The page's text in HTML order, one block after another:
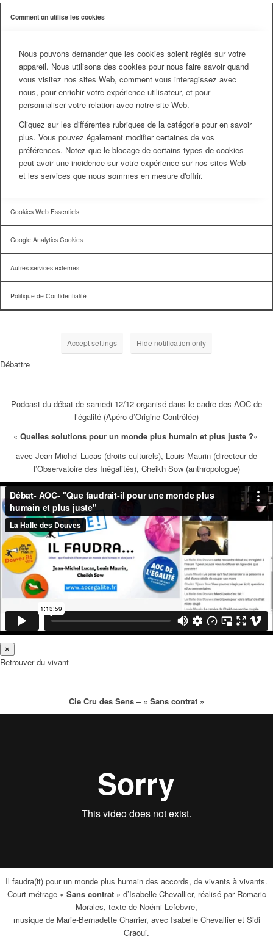
Comment on utilise les cookies
Nous pouvons demander que les cookies soient réglés sur votre
appareil. Nous utilisons des cookies pour nous faire savoir quand
vous visitez nos sites Web, comment vous interagissez avec
nous, pour enrichir votre expérience utilisateur, et pour
personnaliser votre relation avec notre site Web.
Cliquez sur les différentes rubriques de la catégorie pour en savoir
plus. Vous pouvez également modifier certaines de vos
préférences. Notez que le blocage de certains types de cookies
peut avoir une incidence sur votre expérience sur nos sites Web
et les services que nous sommes en mesure d'offrir.
Cookies Web Essentiels
Google Analytics Cookies
Autres services externes
Politique de Confidentialité
Accept settings Hide notification only
Débattre
Podcast du débat de samedi 12/12 organisé dans le cadre des AOC de
l’égalité (Apéro d’Origine Contrôlée)
« Quelles solutions pour un monde plus humain et plus juste ?«
avec Jean-Michel Lucas (droits culturels), Louis Maurin (directeur de
l’Observatoire des Inégalités), Cheikh Sow (anthropologue)
×
Retrouver du vivant
Cie Cru des Sens – « Sans contrat »
Il faudra(it) pour un monde plus humain des accords, de vivants à vivants.
Court métrage « Sans contrat» d’Isabelle Chevallier, réalisé par Romaric
Morales, texte de Noémi Lefebvre,
musique de Marie-Bernadette Charrier, avec Isabelle Chevallier et Sidi
Graoui.